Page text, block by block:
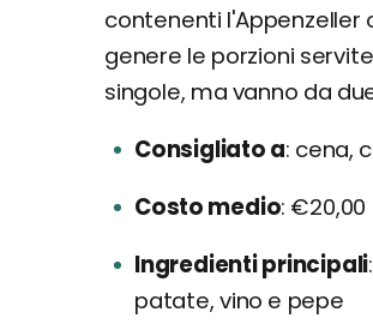
contenenti l'Appenzeller
genere le porzioni
singole, ma vanno da
Consigliato a cena,
Costo medio €20,00
Ingredienti principali
patate, vino e pepe